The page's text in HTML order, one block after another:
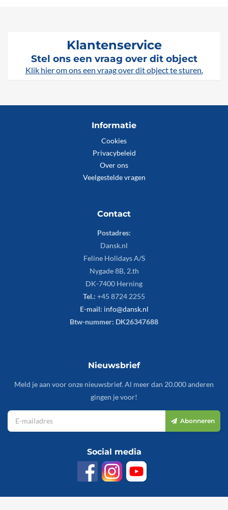
Klantenservice
Stel ons een vraag over dit object
Klik hier om ons een vraag over dit object te sturen.
Informatie
Cookies
Privacybeleid
Over ons
Veelgestelde vragen
Contact
Postadres:
Dansk.nl
Feline Holidays A/S
Nygade 8B, 2.th
DK-7400 Herning
Tel.: +45 8724 2255
E-mail: info@dansk.nl
Btw-nummer: DK26347688
Nieuwsbrief
Meld je aan voor onze nieuwsbrief. Al meer dan 20.000 anderen
gingen je voor!
Abonneren
Social media